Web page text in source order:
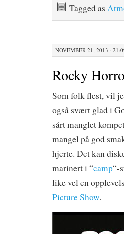
Tagged as
NOVEMBER 21, 2013 ·
Rocky
Som folk flest, vil
også svært glad i
sårt manglet
mangel på god
hjerte. Det kan
marinert i “camp“-
like vel en
Picture Show.